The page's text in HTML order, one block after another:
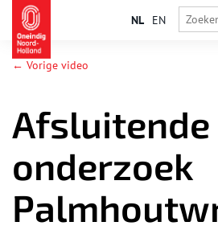
NL EN
← Vorige video
onderzoek